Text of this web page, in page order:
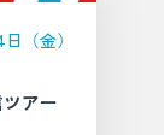
（金）
アー